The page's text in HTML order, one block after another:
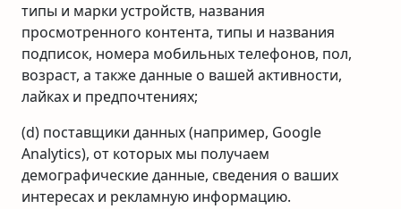
типы и марки устройств, названия
просмотренного контента, типы и названия
подписок, номера мобильных телефонов, пол,
возраст, а также данные о вашей активности,
лайках и предпочтениях;
(d) поставщики данных (например, Google
Analytics), от которых мы получаем
демографические данные, сведения о ваших
интересах и рекламную информацию.